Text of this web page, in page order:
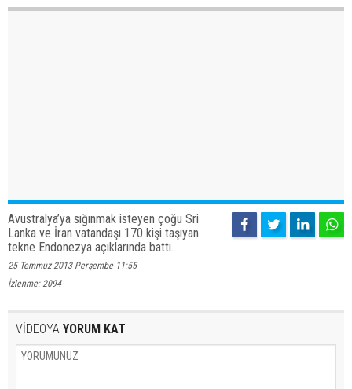
Avustralya’ya sığınmak isteyen çoğu Sri
Lanka ve İran vatandaşı 170 kişi taşıyan
tekne Endonezya açıklarında battı.
25 Temmuz 2013 Perşembe 11:55
İzlenme: 2094
VİDEOYA YORUM KAT